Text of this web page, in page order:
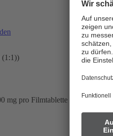
(1:1))
mg pro Filmtablette